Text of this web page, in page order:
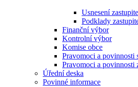
Usnesení
Podklady
Finanční výbor
Kontrolní výbor
Komise obce
Pravomoci a povinnosti
Pravomoci a povinnosti
Úřední deska
Povinné informace